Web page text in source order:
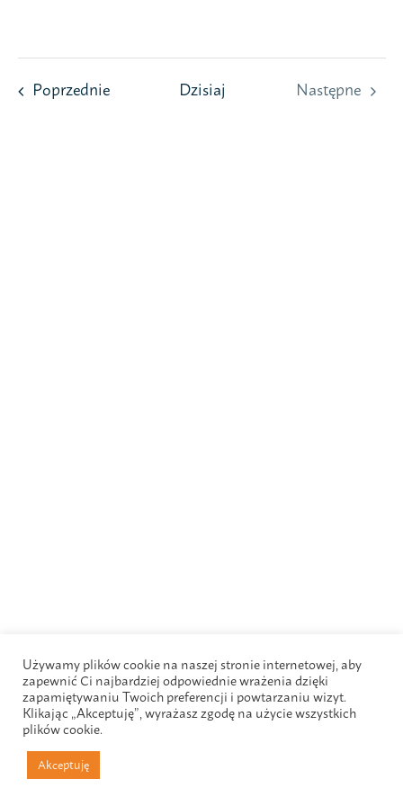
PoprzednieWydarzeniaDzisiaj
Następne
Używamy plików cookie na naszej stronie internetowej, aby
zapewnić Ci najbardziej odpowiednie wrażenia dzięki
zapamiętywaniu Twoich preferencji i powtarzaniu wizyt.
Klikając „Akceptuję”, wyrażasz zgodę na użycie wszystkich
plików cookie.
Akceptuję